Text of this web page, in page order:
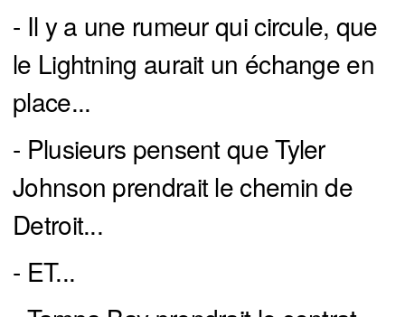
- Il y a une rumeur qui circule, que
le Lightning aurait un échange en
place...
- Plusieurs pensent que Tyler
Johnson prendrait le chemin de
Detroit...
- ET...